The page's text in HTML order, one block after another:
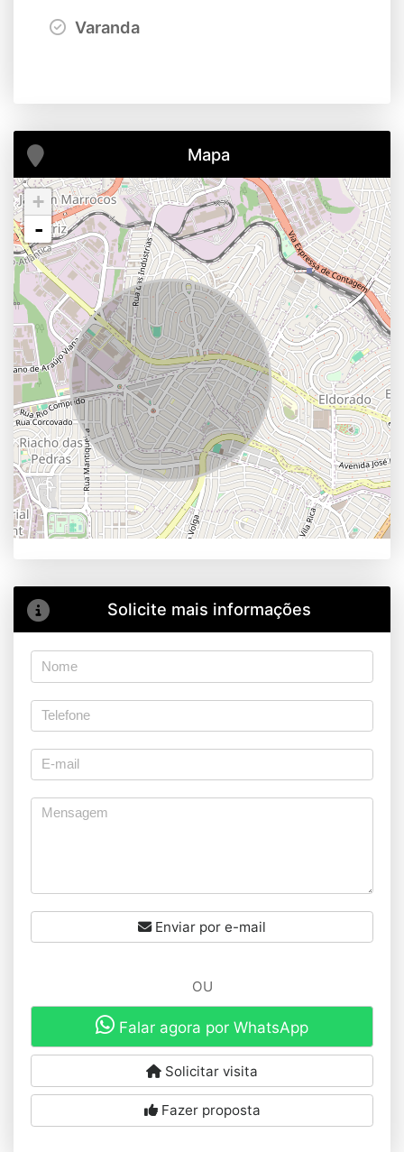
Varanda
Mapa
+
-
Solicite mais informações
Enviar por e-mail
OU
Falar agora por WhatsApp
Solicitar visita
Fazer proposta